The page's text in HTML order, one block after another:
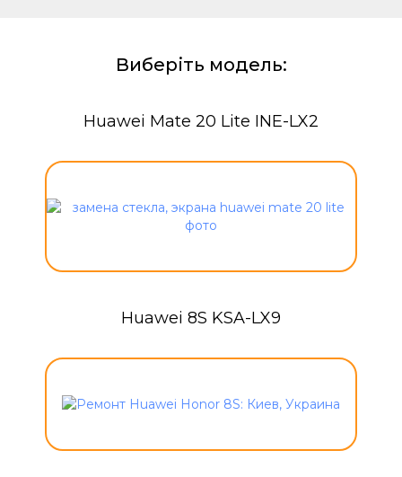
Виберіть модель:
Huawei Mate 20 Lite INE-LX2
Huawei 8S KSA-LX9